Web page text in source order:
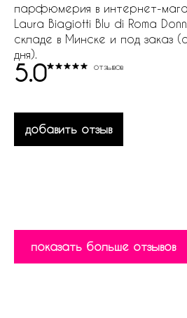
парфюмерия в интернет-
Laura Biagiotti Blu di Roma
складе в Минске и под заказ
дня).
5.0 отзывов
добавить отзыв
показать больше отзывов